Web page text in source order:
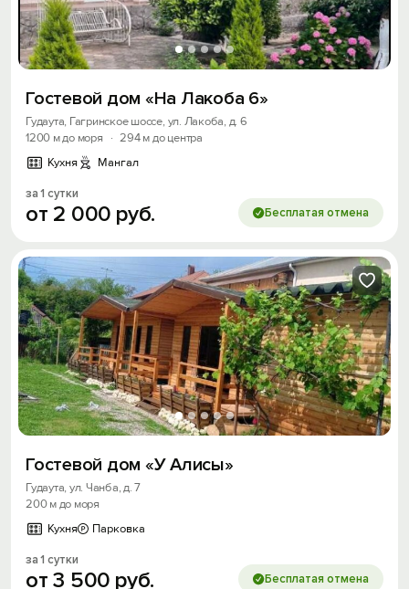
Гостевой дом «На Лакоба 6»
Гудаута, Гагринское шоссе, ул. Лакоба, д. 6
1200 м до моря
· 294 м до центра
Кухня
Мангал
за 1 сутки
от 2 000 руб. Бесплатая отмена
Гостевой дом «У Алисы»
Гудаута, ул. Чанба, д. 7
200 м до моря
Кухня
Парковка
за 1 сутки
от3 500 руб. Бесплатая отмена